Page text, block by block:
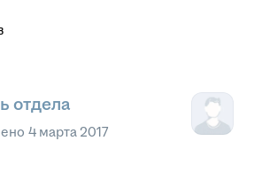
отдела
4 марта 2017